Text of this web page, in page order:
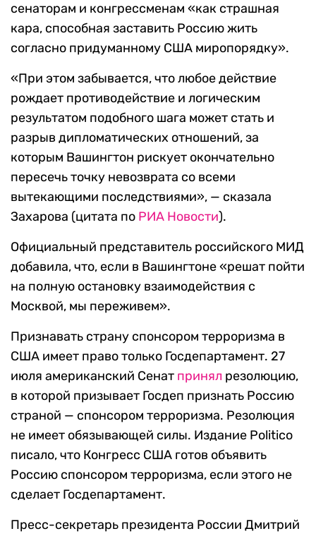
сенаторам и конгрессменам «как страшная
кара, способная заставить Россию жить
согласно придуманному США миропорядку».
«При этом забывается, что любое действие
рождает противодействие и логическим
результатом подобного шага может стать и
разрыв дипломатических отношений, за
которым Вашингтон рискует окончательно
пересечь точку невозврата со всеми
вытекающими последствиями», — сказала
Захарова (цитата по РИА Новости).
Официальный представитель российского МИД
добавила, что, если в Вашингтоне «решат пойти
на полную остановку взаимодействия с
Москвой, мы переживем».
Признавать страну спонсором терроризма в
США имеет право только Госдепартамент. 27
июля американский Сенат принял резолюцию,
в которой призывает Госдеп признать Россию
страной — спонсором терроризма. Резолюция
не имеет обязывающей силы. Издание Politico
писало, что Конгресс США готов объявить
Россию спонсором терроризма, если этого не
сделает Госдепартамент.
Пресс-секретарь президента России Дмитрий